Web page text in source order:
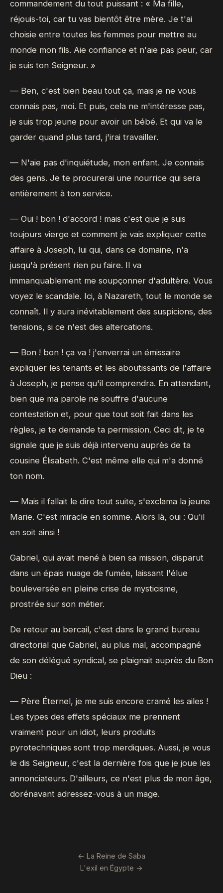
commandement du tout puissant : « Ma fille,
réjouis-toi, car tu vas bientôt être mère. Je t'ai
choisie entre toutes les femmes pour mettre au
monde mon fils. Aie confiance et n'aie pas peur, car
je suis ton Seigneur. »
— Ben, c'est bien beau tout ça, mais je ne vous
connais pas, moi. Et puis, cela ne m'intéresse pas,
je suis trop jeune pour avoir un bébé. Et qui va le
garder quand plus tard, j'irai travailler.
— N'aie pas d'inquiétude, mon enfant. Je connais
des gens. Je te procurerai une nourrice qui sera
entièrement à ton service.
— Oui ! bon ! d'accord ! mais c'est que je suis
toujours vierge et comment je vais expliquer cette
affaire à Joseph, lui qui, dans ce domaine, n'a
jusqu'à présent rien pu faire. Il va
immanquablement me soupçonner d'adultère. Vous
voyez le scandale. Ici, à Nazareth, tout le monde se
connaît. Il y aura inévitablement des suspicions, des
tensions, si ce n'est des altercations.
— Bon ! bon ! ça va ! j'enverrai un émissaire
expliquer les tenants et les aboutissants de l'affaire
à Joseph, je pense qu'il comprendra. En attendant,
bien que ma parole ne souffre d'aucune
contestation et, pour que tout soit fait dans les
règles, je te demande ta permission. Ceci dit, je te
signale que je suis déjà intervenu auprès de ta
cousine Élisabeth. C'est même elle qui m'a donné
ton nom.
— Mais il fallait le dire tout suite, s'exclama la jeune
Marie. C'est miracle en somme. Alors là, oui : Qu'il
en soit ainsi !
Gabriel, qui avait mené à bien sa mission, disparut
dans un épais nuage de fumée, laissant l'élue
bouleversée en pleine crise de mysticisme,
prostrée sur son métier.
De retour au bercail, c'est dans le grand bureau
directorial que Gabriel, au plus mal, accompagné
de son délégué syndical, se plaignait auprès du Bon
Dieu :
— Père Éternel, je me suis encore cramé les ailes !
Les types des effets spéciaux me prennent
vraiment pour un idiot, leurs produits
pyrotechniques sont trop merdiques. Aussi, je vous
le dis Seigneur, c'est la dernière fois que je joue les
annonciateurs. D'ailleurs, ce n'est plus de mon âge,
dorénavant adressez-vous à un mage.
← La Reine de Saba
L'exil en Égypte →